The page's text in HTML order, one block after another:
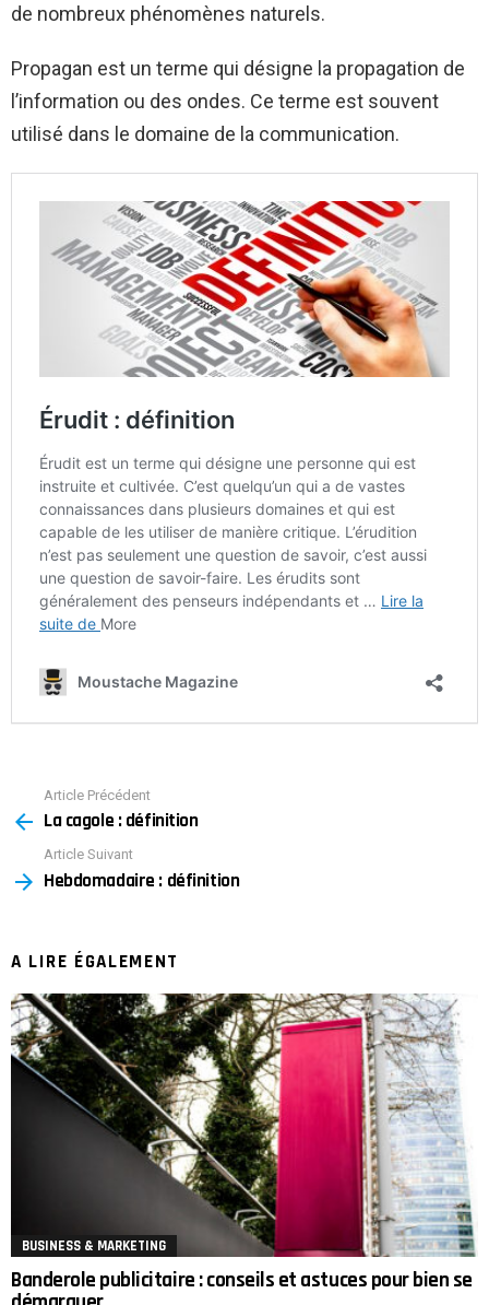
de nombreux phénomènes naturels.
Propagan est un terme qui désigne la propagation de
l’information ou des ondes. Ce terme est souvent
utilisé dans le domaine de la communication.
more
Article Précédent
La cagole : définition
Article Suivant
Hebdomadaire : définition
A LIRE ÉGALEMENT
BUSINESS & MARKETING
Banderole publicitaire : conseils et astuces pour bien se